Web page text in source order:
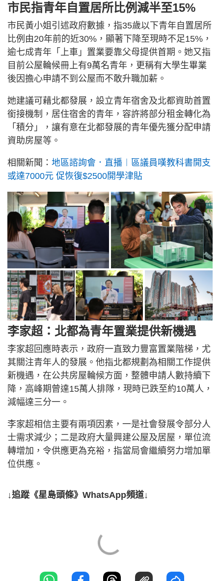
市民指青年自置居所比例減半至15%
市民黃小姐引述政府數據，指35歲以下青年自置居所
比例由20年前的近30%，顯著下降至現時不足15%，
逾七成青年「上車」置業要靠父母提供首期。她又指
目前公屋輪候冊上有9萬名青年，更稱有大學生畢業
後因擔心申請不到公屋而不敢升職加薪。
她建議可藉北都發展，設立青年宿舍及北都資助首置
銜接機制，居住宿舍的青年，容許將部分租金轉化為
「積分」，讓有意在北都發展的青年優先獲分配申請
資助房屋等。
相關新聞： 地區諮詢會．直播︱區議員嘆教科書開支
或達7000元 促恢復$2500開學津貼
李家超：北都為青年置業提供新機遇
李家超回應時表示，政府一直致力豐富置業階梯，尤
其關注青年人的發展。他指北都規劃為相關工作提供
新機遇，在公共房屋輪候方面，整體申請人數持續下
降，高峰期曾達15萬人排隊，現時已跌至約10萬人，
減幅達三分一。
李家超相信主要有兩項因素，一是社會發展令部分人
士需求減少；二是政府大量興建公屋及居屋，單位流
轉增加，令供應更為充裕，指當局會繼續努力增加單
位供應。
↓追蹤《星島頭條》WhatsApp頻道↓